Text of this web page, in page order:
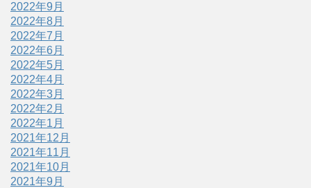
2022年9月
2022年8月
2022年7月
2022年6月
2022年5月
2022年4月
2022年3月
2022年2月
2022年1月
2021年12月
2021年11月
2021年10月
2021年9月